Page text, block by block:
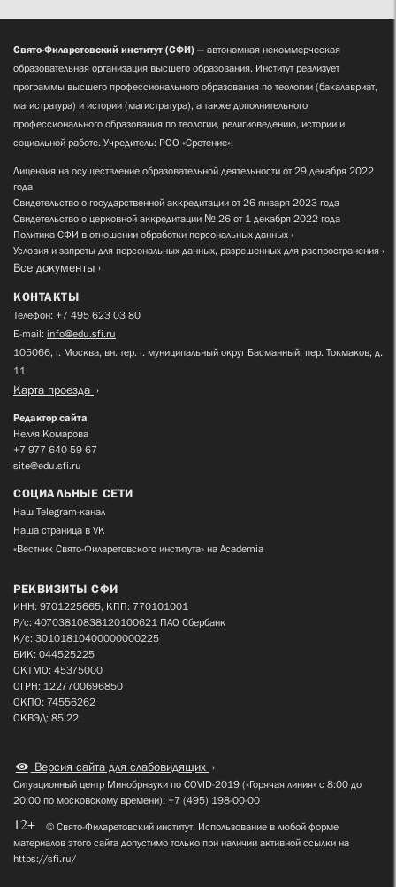
Свято-Филаретовский институт (СФИ) — автономная некоммерческая
образовательная организация высшего образования. Институт реализует
программы высшего профессионального образования по теологии (бакалавриат,
магистратура) и истории (магистратура), а также дополнительного
профессионального образования по теологии, религиоведению, истории и
социальной работе. Учредитель: РОО «Сретение».
Лицензия на осуществление образовательной деятельности от 29 декабря 2022
года
Свидетельство о государственной аккредитации от 26 января 2023 года
Свидетельство о церковной аккредитации № 26 от 1 декабря 2022 года
Политика СФИ в отношении обработки персональных данных
Условия и запреты для персональных данных, разрешенных для распространения
Все документы
КОНТАКТЫ
Телефон: +7 495 623 03 80
E-mail: info@edu.sfi.ru
105066, г. Москва, вн. тер. г. муниципальный округ Басманный, пер. Токмаков, д.
11
Карта проезда
Редактор сайта
Нелля Комарова
+7 977 640 59 67
site@edu.sfi.ru
СОЦИАЛЬНЫЕ СЕТИ
Наш Telegram-канал
Наша страница в VK
«Вестник Свято-Филаретовского института» на Academia
РЕКВИЗИТЫ СФИ
ИНН: 9701225665, КПП: 770101001
Р/с: 40703810838120100621 ПАО Сбербанк
К/с: 30101810400000000225
БИК: 044525225
ОКТМО: 45375000
ОГРН: 1227700696850
ОКПО: 74556262
ОКВЭД: 85.22
Версия сайта для слабовидящих
Ситуационный центр Минобрнауки по COVID-2019 («Горячая линия» с 8:00 до
20:00 по московскому времени): +7 (495) 198-00-00
12+
© Свято-Филаретовский институт. Использование в любой форме
материалов этого сайта допустимо только при наличии активной ссылки на
https://sfi.ru/